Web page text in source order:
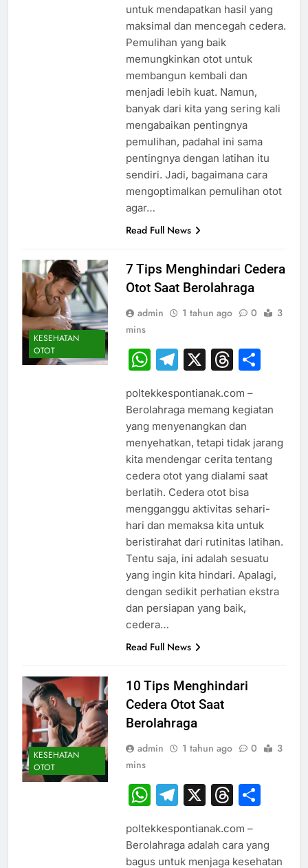
untuk mendapatkan hasil yang
maksimal dan mencegah cedera.
Pemulihan yang baik
memungkinkan otot untuk
membangun kembali dan
menjadi lebih kuat. Namun,
banyak dari kita yang sering kali
mengabaikan pentingnya
pemulihan, padahal ini sama
pentingnya dengan latihan itu
sendiri. Jadi, bagaimana cara
mengoptimalkan pemulihan otot
agar…
Read Full News
KESEHATAN
OTOT
7 Tips Menghindari Cedera
Otot Saat Berolahraga
admin 1 tahun ago 0
3
mins
WhatsApp
Telegram
X
poltekkespontianak.com –
Berolahraga memang kegiatan
yang menyenangkan dan
menyehatkan, tetapi tidak jarang
kita mendengar cerita tentang
cedera otot yang dialami saat
berlatih. Cedera otot bisa
mengganggu aktivitas sehari-
hari dan memaksa kita untuk
beristirahat dari rutinitas latihan.
Tentu saja, ini adalah sesuatu
yang ingin kita hindari. Apalagi,
dengan sedikit perhatian ekstra
dan persiapan yang baik,
cedera…
Read Full News
KESEHATAN
OTOT
10 Tips Menghindari
Cedera Otot Saat
Berolahraga
admin 1 tahun ago 0
3
mins
WhatsApp
Telegram
X
poltekkespontianak.com –
Berolahraga adalah cara yang
bagus untuk menjaga kesehatan